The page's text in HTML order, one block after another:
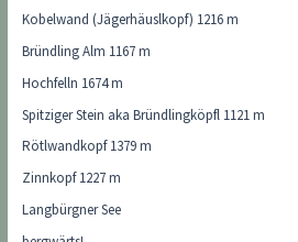
Kobelwand (Jägerhäuslkopf) 1216 m
Bründling Alm 1167 m
Hochfelln 1674 m
Spitziger Stein aka Bründlingköpfl 1121 m
Rötlwandkopf 1379 m
Zinnkopf 1227 m
Langbürgner See